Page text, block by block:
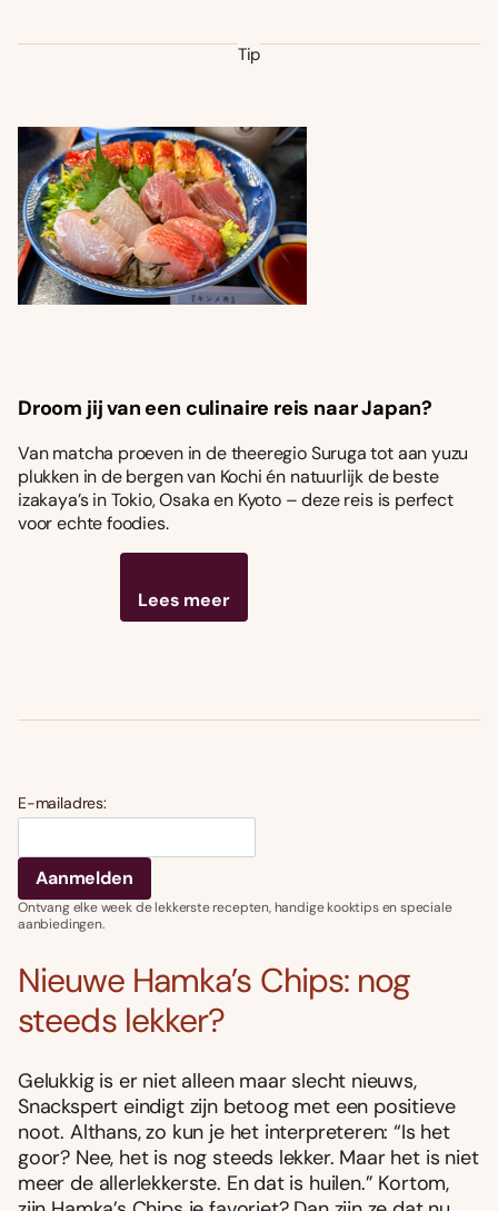
Tip
Droom jij van een culinaire reis naar Japan?
Van matcha proeven in de theeregio Suruga tot aan yuzu
plukken in de bergen van Kochi én natuurlijk de beste
izakaya’s in Tokio, Osaka en Kyoto – deze reis is perfect
voor echte foodies.
Lees meer
E-mailadres:
Ontvang elke week de lekkerste recepten, handige kooktips en speciale
aanbiedingen.
Nieuwe Hamka’s Chips: nog
steeds lekker?
Gelukkig is er niet alleen maar slecht nieuws,
Snackspert eindigt zijn betoog met een positieve
noot. Althans, zo kun je het interpreteren: “Is het
goor? Nee, het is nog steeds lekker. Maar het is niet
meer de allerlekkerste. En dat is huilen.” Kortom,